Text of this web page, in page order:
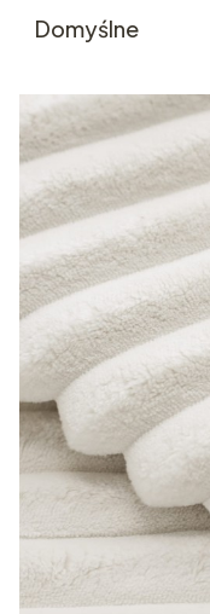
Domyślne